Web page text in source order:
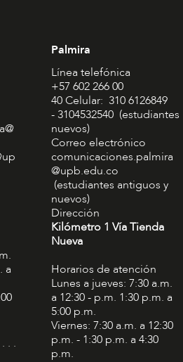
a
. .
Palmira
Línea telefónica
+57 602 266 00
40 Celular: 310 6126849
- 3104532540 (estudiantes
nuevos)
Correo electrónico
comunicaciones.palmira
@upb.edu.co
(estudiantes antiguos y
nuevos)
Dirección
Kilómetro 1 Vía Tienda
Nueva
Horarios de atención
Lunes a jueves: 7:30 a.m.
a 12:30 - p.m. 1:30 p.m. a
5:00 p.m.
Viernes: 7:30 a.m. a 12:30
p.m. - 1:30 p.m. a 4:30
p.m.